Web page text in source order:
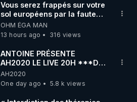
Vous serez frappés sur votre
sol européens par la faute
des dirigeants qui s'en
mettent dans le nez
OHM ÉGA MAN
13 hours ago
316 views
ANTOINE PRÉSENTE
AH2020 LE LIVE 20H ***DU
06/08/2026***
AH2020
One day ago
5.8 k views